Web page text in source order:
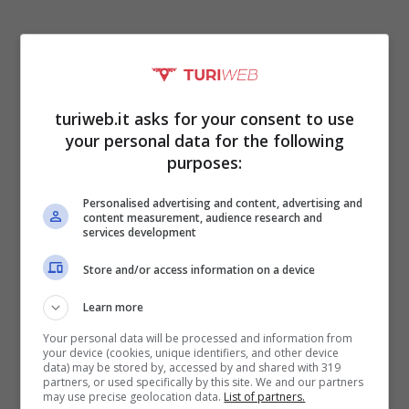
L’Assemblea legislativa ha dato il via libera al
disegno di legge proposto dalla Giunta per la
“variazione al bilancio di previsione della
Regione Umbria 2023-2025”, con un
incremento di 100 mila euro negli
turiweb.it asks for your consent to use
your personal data for the following
purposes:
Personalised advertising and content, advertising and
content measurement, audience research and
services development
Store and/or access information on a device
Learn more
Your personal data will be processed and information from
your device (cookies, unique identifiers, and other device
data) may be stored by, accessed by and shared with 319
partners, or used specifically by this site. We and our partners
may use precise geolocation data. List of partners.